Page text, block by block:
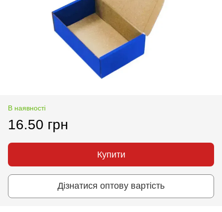
В наявності
16.50 грн
Купити
Дізнатися оптову вартість